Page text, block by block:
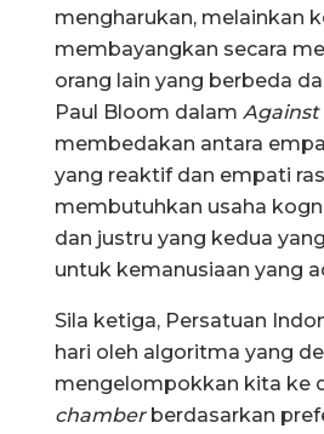
mengharukan, melainkan
membayangkan secara
orang lain yang berbeda
Paul Bloom dalam
membedakan antara
yang reaktif dan empati
membutuhkan usaha
dan justru yang kedua
untuk kemanusiaan yang
Sila ketiga, Persatuan
hari oleh algoritma yang
mengelompokkan kita ke
chamberberdasarkan